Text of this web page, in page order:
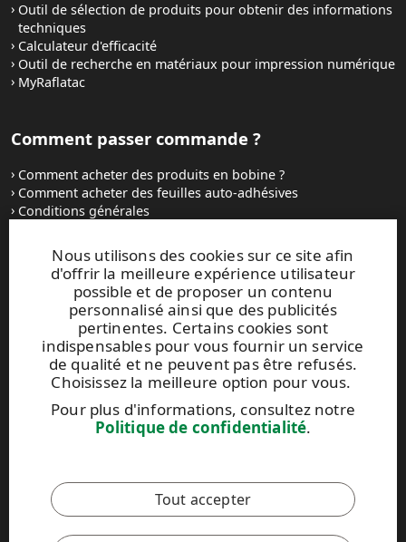
Nous utilisons des cookies sur ce site afin
d'offrir la meilleure expérience utilisateur
possible et de proposer un contenu
personnalisé ainsi que des publicités
pertinentes. Certains cookies sont
indispensables pour vous fournir un service
de qualité et ne peuvent pas être refusés.
Choisissez la meilleure option pour vous.
Pour plus d'informations, consultez notre
Politique de confidentialité.
Tout accepter
Outil de sélection de produits pour obtenir des informations
techniques
Calculateur d'efficacité
Outil de recherche en matériaux pour impression numérique
MyRaflatac
Comment passer commande ?
Comment acheter des produits en bobine ?
Comment acheter des feuilles auto-adhésives
Conditions générales
Sites Internet et contacts
UPM Raflatac Graphics Solutions
UPM Raflatac Office Products
UPM Raflatac Industrial Removables
Contacts
s'appliquent.
Code de conduite UPM